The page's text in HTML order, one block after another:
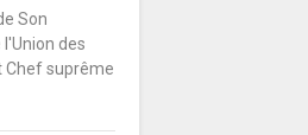
Son
des
Chef suprême